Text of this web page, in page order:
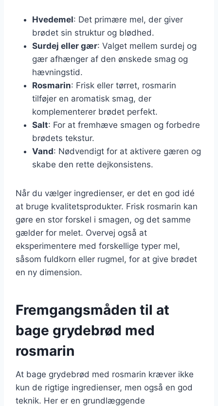
Hvedemel: Det primære mel, der giver
brødet sin struktur og blødhed.
Surdej eller gær: Valget mellem surdej og
gær afhænger af den ønskede smag og
hævningstid.
Rosmarin: Frisk eller tørret, rosmarin
tilføjer en aromatisk smag, der
komplementerer brødet perfekt.
Salt: For at fremhæve smagen og forbedre
brødets tekstur.
Vand: Nødvendigt for at aktivere gæren og
skabe den rette dejkonsistens.
Når du vælger ingredienser, er det en god idé
at bruge kvalitetsprodukter. Frisk rosmarin kan
gøre en stor forskel i smagen, og det samme
gælder for melet. Overvej også at
eksperimentere med forskellige typer mel,
såsom fuldkorn eller rugmel, for at give brødet
en ny dimension.
Fremgangsmåden til at
bage grydebrød med
rosmarin
At bage grydebrød med rosmarin kræver ikke
kun de rigtige ingredienser, men også en god
teknik. Her er en grundlæggende